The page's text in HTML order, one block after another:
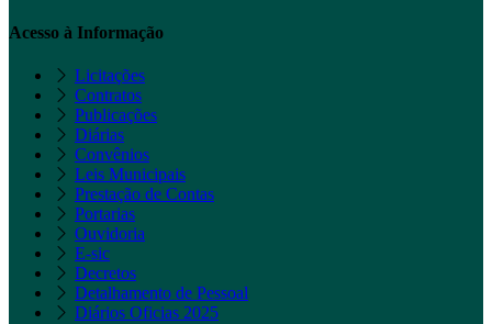
Acesso à Informação
Licitações
Contratos
Publicações
Diárias
Convênios
Leis Municipais
Prestação de Contas
Portarias
Ouvidoria
E-sic
Decretos
Detalhamento de Pessoal
Diários Oficias 2025